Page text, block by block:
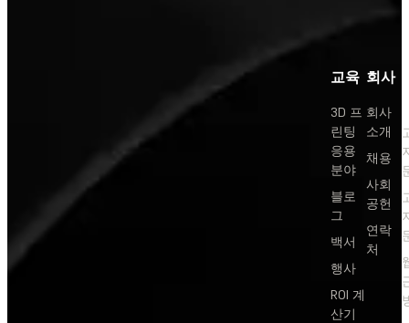
교육
3D 프
린팅
응용
분야
블로
그
백서
행사
ROI 계
산기
회사
회사
소개
채용
사회
공헌
연락
처